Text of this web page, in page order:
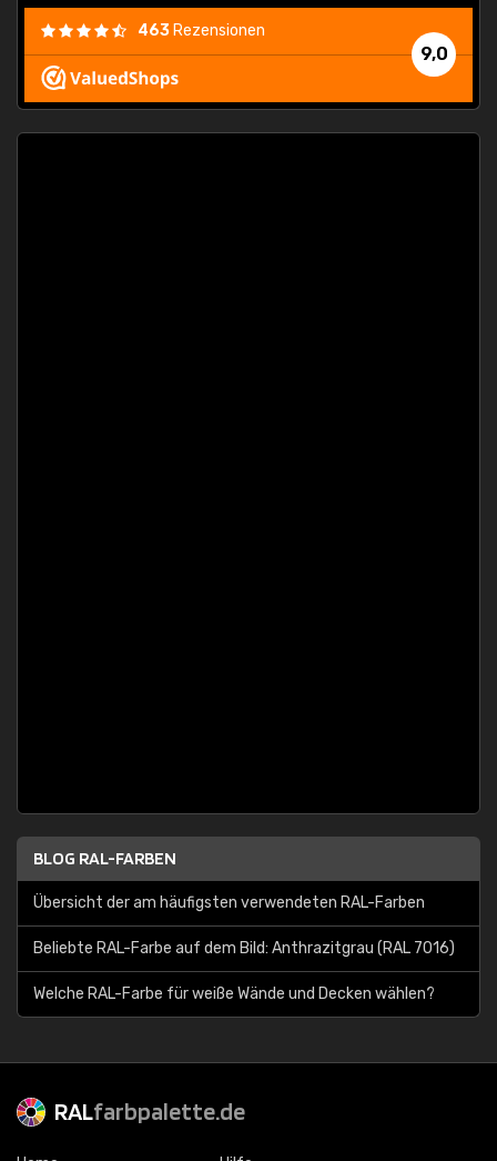
9,0
463 Rezensionen
BLOG RAL-FARBEN
Übersicht der am häufigsten verwendeten RAL-Farben
Beliebte RAL-Farbe auf dem Bild: Anthrazitgrau (RAL 7016)
Welche RAL-Farbe für weiße Wände und Decken wählen?
RALfarbpalette.de